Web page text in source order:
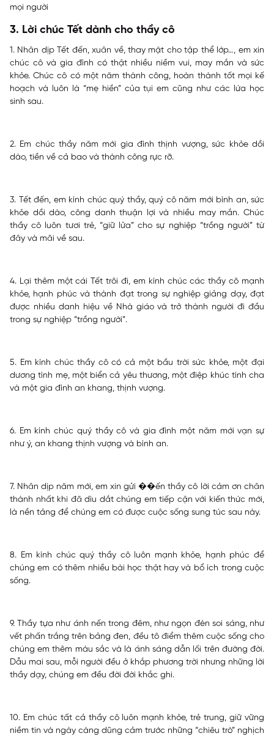
mọi người
3. Lời chúc Tết dành cho thầy cô
1. Nhân dịp Tết đến, xuân về, thay mặt cho tập thể lớp…, em xin
chúc cô và gia đình có thật nhiều niềm vui, may mắn và sức
khỏe. Chúc cô có một năm thành công, hoàn thành tốt mọi kế
hoạch và luôn là “mẹ hiền” của tụi em cũng như các lứa học
sinh sau.
2. Em chúc thầy năm mới gia đình thịnh vượng, sức khỏe dồi
dào, tiền về cả bao và thành công rực rỡ.
3. Tết đến, em kính chúc quý thầy, quý cô năm mới bình an, sức
khỏe dồi dào, công danh thuận lợi và nhiều may mắn. Chúc
thầy cô luôn tươi trẻ, “giữ lửa” cho sự nghiệp “trồng người” từ
đây và mãi về sau.
4. Lại thêm một cái Tết trôi đi, em kính chúc các thầy cô mạnh
khỏe, hạnh phúc và thành đạt trong sự nghiệp giảng dạy, đạt
được nhiều danh hiệu về Nhà giáo và trở thành người đi đầu
trong sự nghiệp “trồng người”.
5. Em kính chúc thầy cô có cả một bầu trời sức khỏe, một đại
dương tình mẹ, một biển cả yêu thương, một điệp khúc tình cha
và một gia đình an khang, thịnh vượng.
6. Em kính chúc quý thầy cô và gia đình một năm mới vạn sự
như ý, an khang thịnh vượng và bình an.
7. Nhân dịp năm mới, em xin gửi ��ến thầy cô lời cảm ơn chân
thành nhất khi đã dìu dắt chúng em tiếp cận với kiến thức mới,
là nền tảng để chúng em có được cuộc sống sung túc sau này.
8. Em kính chúc quý thầy cô luôn mạnh khỏe, hạnh phúc để
chúng em có thêm nhiều bài học thật hay và bổ ích trong cuộc
sống.
9. Thầy tựa như ánh nến trong đêm, như ngọn đèn soi sáng, như
vết phấn trắng trên bảng đen, đều tô điểm thêm cuộc sống cho
chúng em thêm màu sắc và là ánh sáng dẫn lối trên đường đời.
Dẫu mai sau, mỗi người đều ở khắp phương trời nhưng những lời
thầy dạy, chúng em đều đời đời khắc ghi.
10. Em chúc tất cả thầy cô luôn mạnh khỏe, trẻ trung, giữ vững
niềm tin và ngày càng dũng cảm trước những “chiêu trò” nghịch